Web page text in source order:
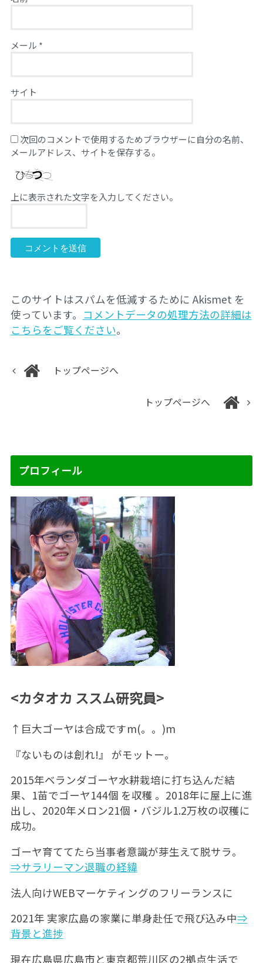
メール *
サイト
次回のコメントで使用するためブラウザーに自分の名前、
メールアドレス、サイトを保存する。
上に表示された文字を入力してください。
このサイトはスパムを低減するために Akismet を
使っています。 コメントデータの処理方法の詳細は
こちらをご覧ください。
トップページへ
トップページへ
プロフィール
<カタオカ ススム研究員>
↑巨大ゴーヤは合成ですm(。。)m
『ないものは創れ!』 がモットー。
2015年ベランダゴーヤ水耕栽培に打ち込んだ結
果、1苗でゴーヤ144個 を収穫 。2018年に屋上に進
出し、2020年メロン21個・バジル1.2万枚の収穫に
成功。
ゴーヤ育ててたら当事者意識が芽生えて脱サラ。
⇒サラリーマン退職の経緯
法人向けWEBマーケティングのフリーランスに
2021年 実家広島の家業に単身赴任で飛び込み中⇒
背景と進捗
現在広島県広島市と東京都荒川区の2拠点生活で